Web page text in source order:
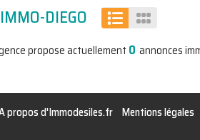
DIEGO
propose actuellement 0 annonces
propos d'Immodesiles.fr Mentions légales